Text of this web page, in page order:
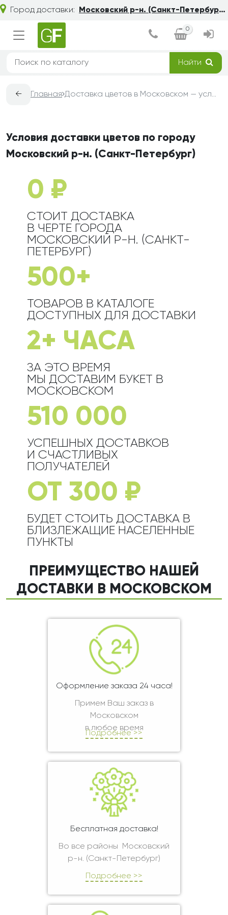
Город доставки: Московский р-н. (Санкт-Петербург)
0
Найти
← Главная Доставка цветов в Московском — условия, сроки и стоимость | Grand-Flora
Условия доставки цветов по городу
Московский р-н. (Санкт-Петербург)
0 ₽
СТОИТ ДОСТАВКА
В ЧЕРТЕ ГОРОДА
МОСКОВСКИЙ Р-Н. (САНКТ-
ПЕТЕРБУРГ)
500+
ТОВАРОВ В КАТАЛОГЕ
ДОСТУПНЫХ ДЛЯ ДОСТАВКИ
2+ ЧАСА
ЗА ЭТО ВРЕМЯ
МЫ ДОСТАВИМ БУКЕТ В
МОСКОВСКОМ
510 000
УСПЕШНЫХ ДОСТАВКОВ
И СЧАСТЛИВЫХ
ПОЛУЧАТЕЛЕЙ
ОТ 300 ₽
БУДЕТ СТОИТЬ ДОСТАВКА В
БЛИЗЛЕЖАЩИЕ НАСЕЛЕННЫЕ
ПУНКТЫ
ПРЕИМУЩЕСТВО НАШЕЙ
ДОСТАВКИ В МОСКОВСКОМ
Оформление заказа 24 часа!
Примем Ваш заказ в
Московском
в любое время
Подробнее >>
Бесплатная доставка!
Во все районы Московский
р-н. (Санкт-Петербург)
Подробнее >>